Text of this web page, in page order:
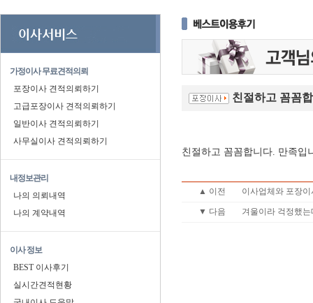
가정이사 무료견적의뢰
포장이사 견적의뢰하기
고급포장이사 견적의뢰하기
일반이사 견적의뢰하기
사무실이사 견적의뢰하기
내정보관리
나의 의뢰내역
나의 계약내역
이사 정보
BEST 이사후기
실시간견적현황
친절하고 꼼꼼
친절하고 꼼꼼합니다. 만족입
▲ 이전 이사업체와 포장
▼ 다음 겨울이라 걱정했